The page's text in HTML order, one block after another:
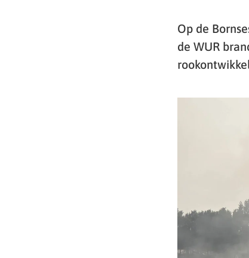
Op de
de WUR